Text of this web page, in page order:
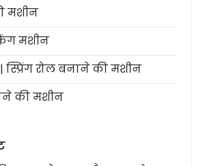
मशीन
मशीन
स्प्रिंग रोल बनाने की मशीन
की मशीन